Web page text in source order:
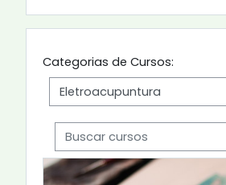
Categorias de Cursos:
Buscar cursos